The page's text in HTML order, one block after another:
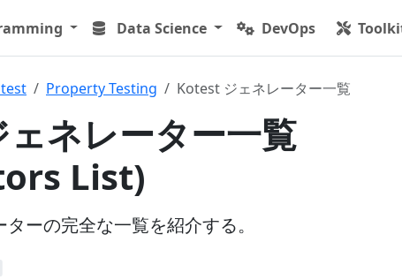
Data Science DevOps
Property Testing Kotest ジェネレーター一覧
ネレーター一覧
List)
ーの完全な一覧を紹介する。